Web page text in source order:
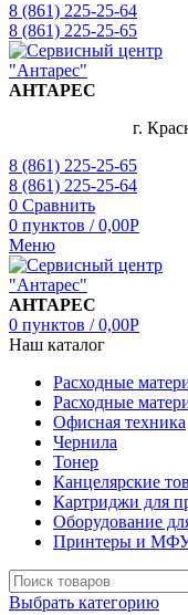
8 (861) 225-25-64
8 (861) 225-25-65
АНТАРЕС
г.
8 (861) 225-25-65
8 (861) 225-25-64
0 Сравнить
0 пунктов / 0,00Р
Меню
АНТАРЕС
0 пунктов / 0,00Р
Наш каталог
Расходные
Расходные
Офисная техника
Чернила
Тонер
Канцелярские
Картриджи для
Оборудование
Принтеры и
Выбрать категорию